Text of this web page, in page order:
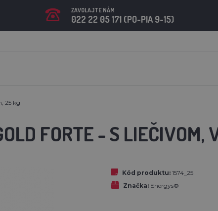
ZAVOLAJTE NÁM
022 22 05 171 (PO-PIA 9-15)
25 kg
FORTE - S LIEČIVOM,
Kód produktu: 1574_25
Značka: Energys®